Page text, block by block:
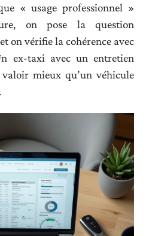
« usage professionnel »
on pose la question
on vérifie la cohérence avec
ex-taxi avec un entretien
mieux qu’un véhicule